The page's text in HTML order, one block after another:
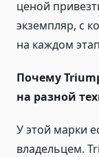
ценой
экземпляр, с
на каждом
Почему
на разной
У этой марки
владельцем.